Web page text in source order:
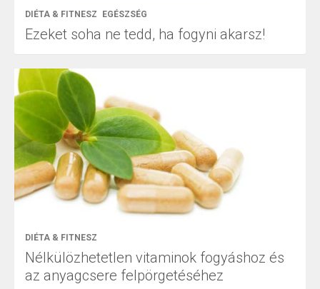
DIÉTA & FITNESZ EGÉSZSÉG
Ezeket soha ne tedd, ha fogyni akarsz!
DIÉTA & FITNESZ
Nélkülözhetetlen vitaminok fogyáshoz és
az anyagcsere felpörgetéséhez